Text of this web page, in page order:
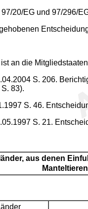
20/EG und 97/296/
an die
S. 206.
83).
S. 46.
S. 21.
aus denen